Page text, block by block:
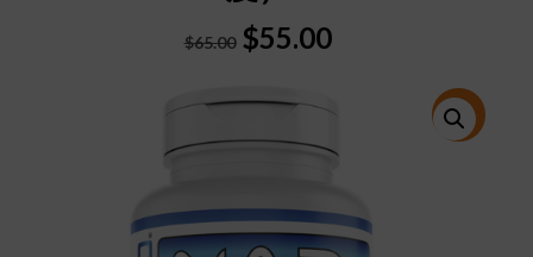
$65.00 Original
was:
$65.00.
$55.00Current
特價!